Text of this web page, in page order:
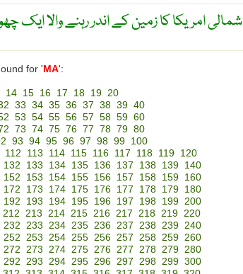
شمالی امریکا کا زمین کے اندر رہنے والا ایک
for ' MA':
14 15 16 17 18 19 20
33 34 35 36 37 38 39 40
53 54 55 56 57 58 59 60
73 74 75 76 77 78 79 80
93 94 95 96 97 98 99
100
112 113 114 115 116 117 118 119 120
132 133 134 135 136 137 138 139
140
152 153 154 155 156 157 158 159
160
172 173 174 175 176 177 178 179
180
192 193 194 195 196 197 198 199 200
212 213 214 215 216 217 218 219 220
232 233 234 235 236 237 238 239 240
252 253 254 255 256 257 258 259 260
272 273 274 275 276 277 278 279 280
292 293 294 295 296 297 298 299 300